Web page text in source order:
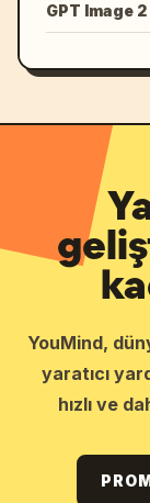
GPT Image
YouMind,
yaratıcı
hızlı ve